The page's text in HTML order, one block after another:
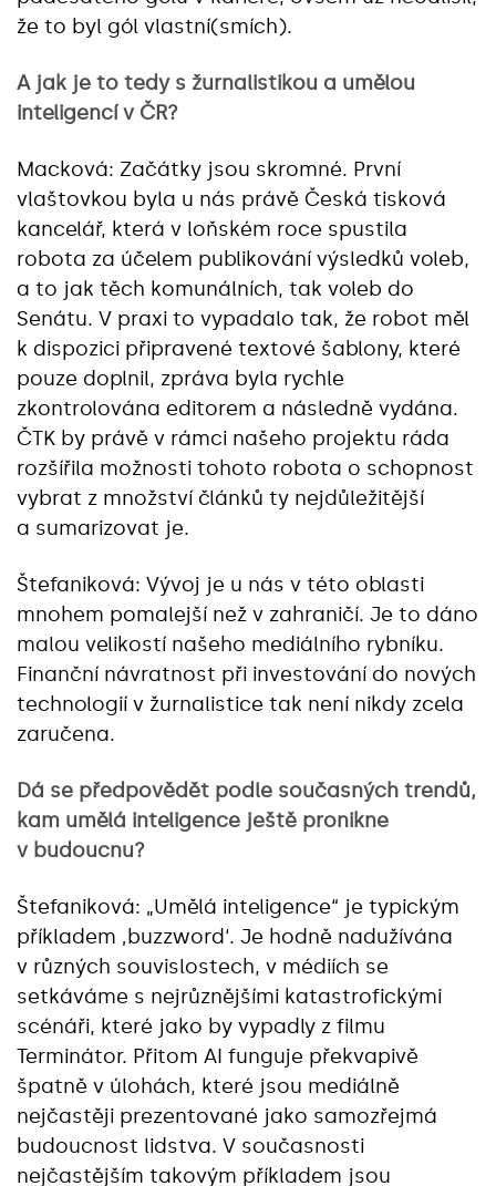
že to byl gól vlastní(smích).
A jak je to tedy s žurnalistikou a umělou
inteligencí v ČR?
Macková: Začátky jsou skromné. První
vlaštovkou byla u nás právě Česká tisková
kancelář, která v loňském roce spustila
robota za účelem publikování výsledků voleb,
a to jak těch komunálních, tak voleb do
Senátu. V praxi to vypadalo tak, že robot měl
k dispozici připravené textové šablony, které
pouze doplnil, zpráva byla rychle
zkontrolována editorem a následně vydána.
ČTK by právě v rámci našeho projektu ráda
rozšířila možnosti tohoto robota o schopnost
vybrat z množství článků ty nejdůležitější
a sumarizovat je.
Štefaniková: Vývoj je u nás v této oblasti
mnohem pomalejší než v zahraničí. Je to dáno
malou velikostí našeho mediálního rybníku.
Finanční návratnost při investování do nových
technologií v žurnalistice tak není nikdy zcela
zaručena.
Dá se předpovědět podle současných trendů,
kam umělá inteligence ještě pronikne
v budoucnu?
Štefaniková: „Umělá inteligence“ je typickým
příkladem ‚buzzword‘. Je hodně nadužívána
v různých souvislostech, v médiích se
setkáváme s nejrůznějšími katastrofickými
scénáři, které jako by vypadly z filmu
Terminátor. Přitom AI funguje překvapivě
špatně v úlohách, které jsou mediálně
nejčastěji prezentované jako samozřejmá
budoucnost lidstva. V současnosti
nejčastějším takovým příkladem jsou